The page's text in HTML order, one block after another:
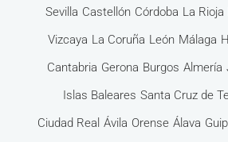
Sevilla Castellón Córdoba La Rioja
Vizcaya La Coruña León Málaga
Cantabria Gerona Burgos Almería
Islas Baleares Santa Cruz de
Ciudad Real Ávila Orense Álava